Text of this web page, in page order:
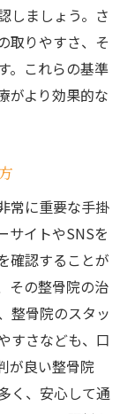
しましょう。さ
取りやすさ、そ
。これらの基準
がより効果的な
常に重要な手掛
サイトやSNSを
確認することが
その整骨院の治
整骨院のスタッ
すさなども、口
が良い整骨院
く、安心して通